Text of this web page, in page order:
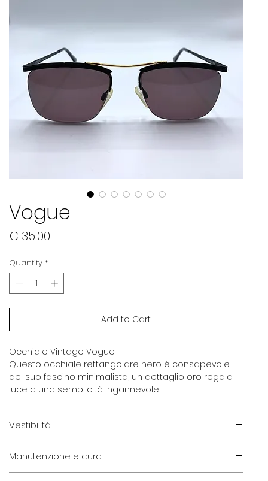
Vogue
€135.00
Quantity *
Add to Cart
Occhiale Vintage Vogue
Questo occhiale rettangolare nero è consapevole
del suo fascino minimalista, un dettaglio oro regala
luce a una semplicità ingannevole.
Vestibilità
Ricorda che l'occhiale è espressione di identità, non
è necessario seguire le regole classiche di vestibilità.
Manutenzione e cura